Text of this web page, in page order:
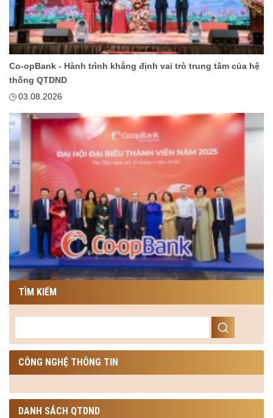
Co-opBank - Hành trình khẳng định vai trò trung tâm của hệ
thống QTDND
03.08.2026
TÌM KIẾM
CÔNG NGHỆ THÔNG TIN
DANH SÁCH QTDND